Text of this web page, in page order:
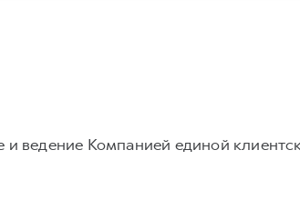
ведение Компанией единой